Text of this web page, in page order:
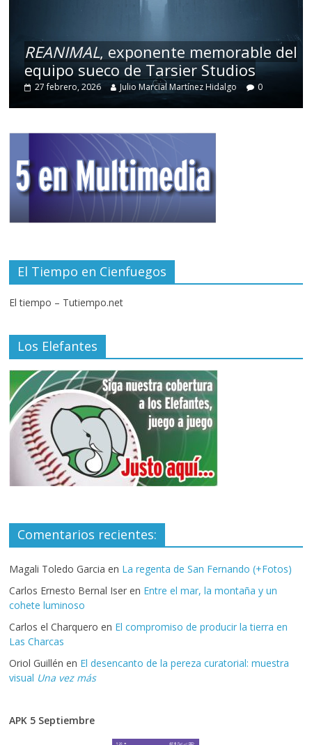
REANIMAL, exponente memorable del
equipo sueco de Tarsier Studios
27 febrero, 2026 Julio Marcial Martínez Hidalgo 0
El Tiempo en Cienfuegos
El tiempo – Tutiempo.net
Los Elefantes
Comentarios recientes:
Magali Toledo Garcia en La regenta de San Fernando (+Fotos)
Carlos Ernesto Bernal Iser en Entre el mar, la montaña y un
cohete luminoso
Carlos el Charquero en El compromiso de producir la tierra en
Las Charcas
Oriol Guillén en El desencanto de la pereza curatorial: muestra
visual Una vez más
APK 5 Septiembre